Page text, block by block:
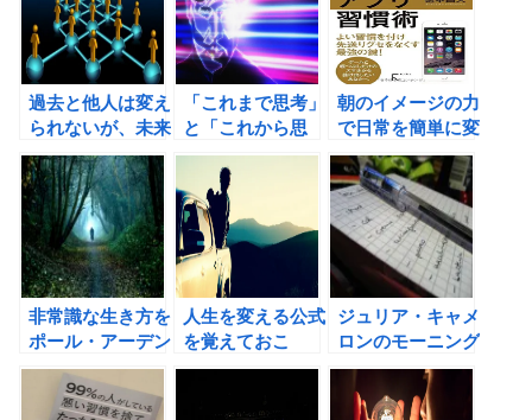
過去と他人は変え
られないが、未来
と自分は変えられ
る。（エリック・
バーン） 人脈作
りを楽にする10
のヒント
「これまで思考」
と「これから思
考」？どちらが成
功の確率が高いの
か？？
朝のイメージの力
で日常を簡単に変
える方法
非常識な生き方を
ポール・アーデン
から学ぶ！
人生を変える公式
を覚えておこ
う！ 人生＝「感
×「知識」×「行
ジュリア・キャメ
ロンのモーニング
ページで、自分の
ために行動する習
慣を身につけよ